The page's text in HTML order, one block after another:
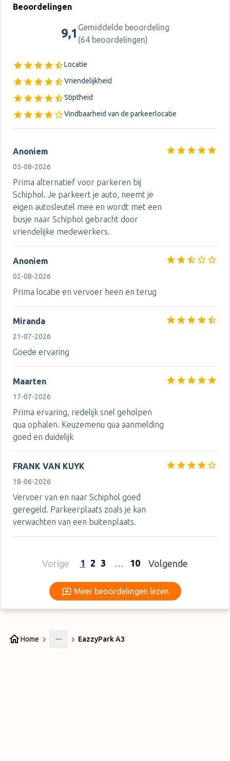
Beoordelingen
9,1 Gemiddelde beoordeling
(64 beoordelingen)
Locatie
Vriendelijkheid
Stiptheid
Vindbaarheid van de parkeerlocatie
Anoniem
05-08-2026
Prima alternatief voor parkeren bij
Schiphol. Je parkeert je auto, neemt je
eigen autosleutel mee en wordt met een
busje naar Schiphol gebracht door
vriendelijke medewerkers.
Anoniem
02-08-2026
Prima locatie en vervoer heen en terug
Miranda
21-07-2026
Goede ervaring
Maarten
17-07-2026
Prima ervaring, redelijk snel geholpen
qua ophalen. Keuzemenu qua aanmelding
goed en duidelijk
FRANK VAN KUYK
18-06-2026
Vervoer van en naar Schiphol goed
geregeld. Parkeerplaats zoals je kan
verwachten van een buitenplaats.
Vorige 1 2 3 … 10 Volgende
Meer beoordelingen lezen
Meer beoordelingen lezen
Home
More
EazzyPark A3